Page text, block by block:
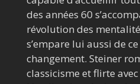
des années 60
révolution des
s’empare lui aussi de
changement. Steiner
classicisme et flirte